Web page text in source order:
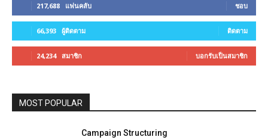
217,688 แฟนคลับ ชอบ
66,393 ผู้ติดตาม ติดตาม
24,234 สมาชิก บอกรับเป็นสมาชิก
MOST POPULAR
Campaign Structuring